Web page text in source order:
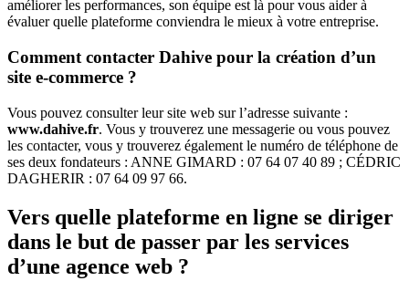
améliorer les performances, son équipe est là pour vous aider à
évaluer quelle plateforme conviendra le mieux à votre entreprise.
Comment contacter Dahive pour la création d’un
site e-commerce ?
Vous pouvez consulter leur site web sur l’adresse suivante :
www.dahive.fr. Vous y trouverez une messagerie ou vous pouvez
les contacter, vous y trouverez également le numéro de téléphone de
ses deux fondateurs : ANNE GIMARD : 07 64 07 40 89 ; CÉDRIC
DAGHERIR : 07 64 09 97 66.
Vers quelle plateforme en ligne se diriger
dans le but de passer par les services
d’une agence web ?